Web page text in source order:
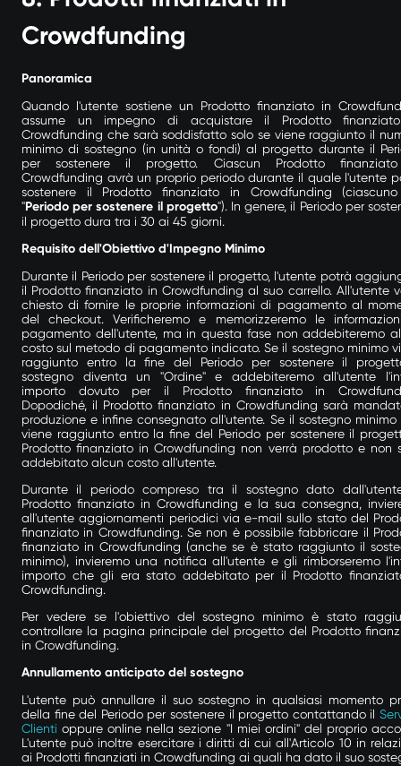
Crowdfunding
Panoramica
Quando l'utente sostiene un Prodotto finanziato in
assume un impegno di acquistare il Prodotto
Crowdfunding che sarà soddisfatto solo se viene raggiunto il
minimo di sostegno (in unità o fondi) al progetto durante il
per sostenere il progetto. Ciascun Prodotto
Crowdfunding avrà un proprio periodo durante il quale l'utente
sostenere il Prodotto finanziato in Crowdfunding
"Periodo per sostenere il progetto"). In genere, il Periodo per
il progetto dura tra i 30 ai 45 giorni.
Requisito dell'Obiettivo d'Impegno Minimo
Durante il Periodo per sostenere il progetto, l'utente potrà
il Prodotto finanziato in Crowdfunding al suo carrello. All'utente
chiesto di fornire le proprie informazioni di pagamento al
del checkout. Verificheremo e memorizzeremo le
pagamento dell'utente, ma in questa fase non addebiteremo
costo sul metodo di pagamento indicato. Se il sostegno minimo
raggiunto entro la fine del Periodo per sostenere il
sostegno diventa un "Ordine" e addebiteremo all'utente
importo dovuto per il Prodotto finanziato in
Dopodiché, il Prodotto finanziato in Crowdfunding sarà
produzione e infine consegnato all'utente. Se il sostegno minimo
viene raggiunto entro la fine del Periodo per sostenere il
Prodotto finanziato in Crowdfunding non verrà prodotto e non
addebitato alcun costo all'utente.
Durante il periodo compreso tra il sostegno dato
Prodotto finanziato in Crowdfunding e la sua consegna,
all'utente aggiornamenti periodici via e-mail sullo stato del
finanziato in Crowdfunding. Se non è possibile fabbricare il
finanziato in Crowdfunding (anche se è stato raggiunto il
minimo), invieremo una notifica all'utente e gli rimborseremo
importo che gli era stato addebitato per il Prodotto
Crowdfunding.
Per vedere se l'obiettivo del sostegno minimo è stato
controllare la pagina principale del progetto del Prodotto
in Crowdfunding.
Annullamento anticipato del sostegno
L'utente può annullare il suo sostegno in qualsiasi momento
della fine del Periodo per sostenere il progetto contattando il
Clientioppure online nella sezione "I miei ordini" del proprio
L'utente può inoltre esercitare i diritti di cui all'Articolo 10 in
ai Prodotti finanziati in Crowdfunding ai quali ha dato il suo